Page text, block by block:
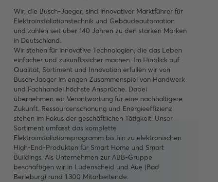
Wir, die Busch-Jaeger, sind innovativer Marktführer für
Elektroinstallationstechnik und Gebäudeautomation
und zählen seit über 140 Jahren zu den starken Marken
in Deutschland.
Wir stehen für innovative Technologien, die das Leben
einfacher und zukunftssicher machen. Im Hinblick auf
Qualität, Sortiment und Innovation erfüllen wir von
Busch-Jaeger im engen Zusammenspiel von Handwerk
und Fachhandel höchste Ansprüche. Dabei
übernehmen wir Verantwortung für eine nachhaltigere
Zukunft. Ressourcenschonung und Energieeffizienz
stehen im Fokus der geschäftlichen Tätigkeit. Unser
Sortiment umfasst das komplette
Elektroinstallationsprogramm bis hin zu elektronischen
High-End-Produkten für Smart Home und Smart
Buildings. Als Unternehmen zur ABB-Gruppe
beschäftigen wir in Lüdenscheid und Aue (Bad
Berleburg) rund 1.300 Mitarbeitende.